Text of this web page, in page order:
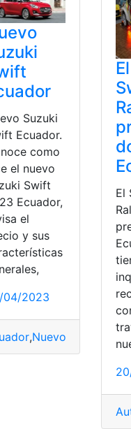
,Suzuki,versión
Suzuki
Ecuador.
como
el nuevo
Swift
Ecuador,
el
y sus
04/2023
,Nuevo Nuevo
El